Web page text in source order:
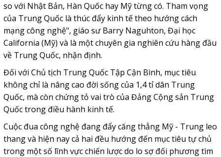
so với Nhật Bản, Hàn Quốc hay Mỹ từng có. Tham vọng
của Trung Quốc là thúc đẩy kinh tế theo hướng cách
mạng công nghệ", giáo sư Barry Naguhton, Đại học
California (Mỹ) và là một chuyên gia nghiên cứu hàng đầu
về Trung Quốc, nhận định.
Đối với Chủ tịch Trung Quốc Tập Cận Bình, mục tiêu
không chỉ là nâng cao đời sống của 1,4 tỉ dân Trung
Quốc, mà còn chứng tỏ vai trò của Đảng Cộng sản Trung
Quốc trong điều hành kinh tế.
Cuộc đua công nghệ đang đẩy căng thẳng Mỹ - Trung leo
thang và hiện nay cả hai đều hướng đến mục tiêu tự chủ
trong một số lĩnh vực chiến lược do lo sợ đối phương tìm